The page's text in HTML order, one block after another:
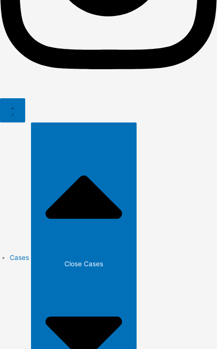
Cases
Close Cases